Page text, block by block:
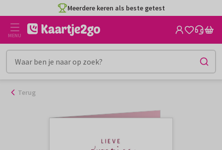
naar
inhoud
Meerdere keren als beste getest
MENU
Terug